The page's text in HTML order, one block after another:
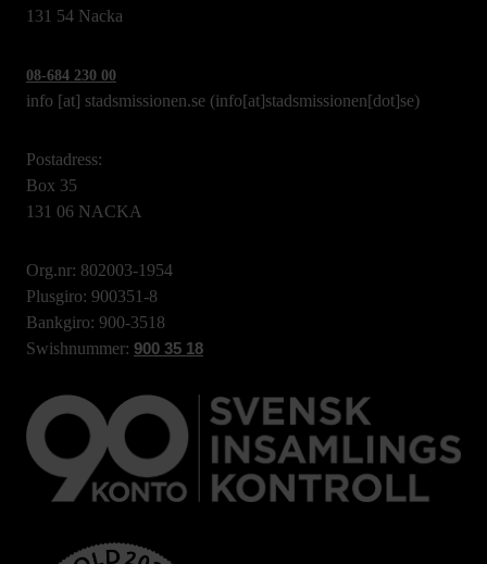
131 54 Nacka
08-684 230 00
info [at] stadsmissionen.se (info[at]stadsmissionen[dot]se)
Postadress:
Box 35
131 06 NACKA
Org.nr: 802003-1954
Plusgiro: 900351-8
Bankgiro: 900-3518
Swishnummer: 900 35 18